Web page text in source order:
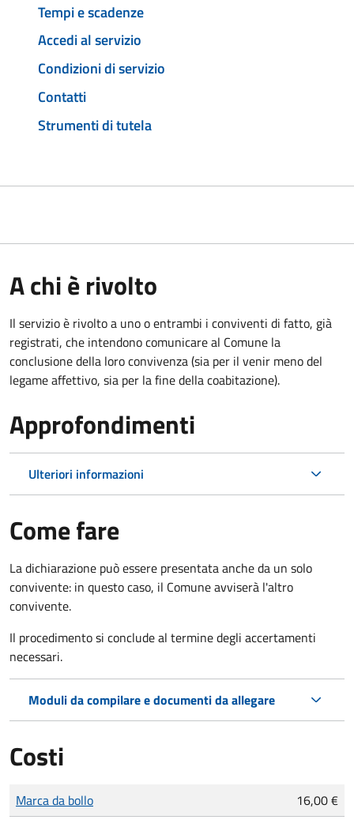
Tempi e scadenze
Accedi al servizio
Condizioni di servizio
Contatti
Strumenti di tutela
A chi è rivolto
Il servizio è rivolto a uno o entrambi i conviventi di fatto, già
registrati, che intendono comunicare al Comune la
conclusione della loro convivenza (sia per il venir meno del
legame affettivo, sia per la fine della coabitazione).
Approfondimenti
Ulteriori informazioni
Come fare
La dichiarazione può essere presentata anche da un solo
convivente: in questo caso, il Comune avviserà l'altro
convivente.
Il procedimento si conclude al termine degli accertamenti
necessari.
Moduli da compilare e documenti da allegare
Costi
Tipo di pagamento
Importo
Marca da bollo 16,00 €